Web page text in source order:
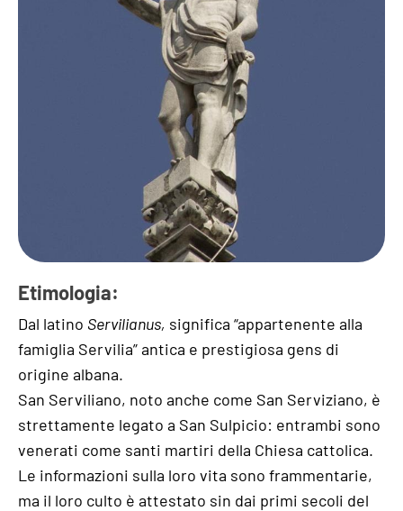
Etimologia:
Dal latino Servilianus, significa “appartenente alla
famiglia Servilia” antica e prestigiosa gens di
origine albana.
San Serviliano, noto anche come San Serviziano, è
strettamente legato a San Sulpicio: entrambi sono
venerati come santi martiri della Chiesa cattolica.
Le informazioni sulla loro vita sono frammentarie,
ma il loro culto è attestato sin dai primi secoli del